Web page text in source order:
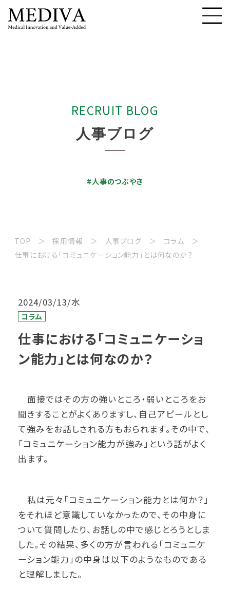
RECRUIT BLOG
人事ブロ グ
#人事のつぶやき
TOP 採用情報 人事ブログ
コラム
仕事における「コミュニケーション能力」とは何なのか？
2024/03/13/水
コラム
仕事における「コミュニケーショ
ン能力」とは何なのか？
面接ではその方の強いところ・弱いところをお
聞きすることがよくありますし、自己アピールとし
て強みをお話しされる方もおられます。その中で、
「コミュニケーション能力が強み」という話がよく
出ます。
私は元々「コミュニケーション能力とは何か？」
をそれほど意識していなかったので、その中身に
ついて質問したり、お話しの中で感じとろうとしま
した。その結果、多くの方が言われる「コミュニケ
ーション能力」の中身は以下のようなものである
と理解しました。